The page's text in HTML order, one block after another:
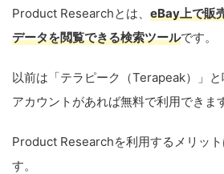
Product Researchとは、 eBay上で販
データを閲覧できる検索ツールです。
以前は「テラピーク（Terapeak）」
アカウントがあれば無料で利用できま
Product Researchを利用するメリッ
す。